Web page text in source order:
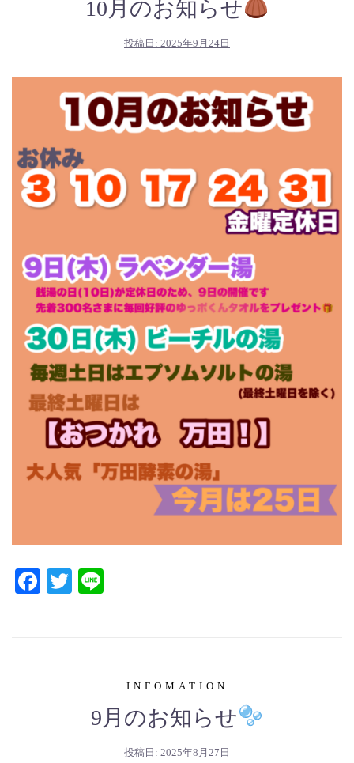
10月のお知らせ
投稿日: 2025年9月24日
Facebook
Twitter
INFOMATION
9月のお知らせ
投稿日: 2025年8月27日